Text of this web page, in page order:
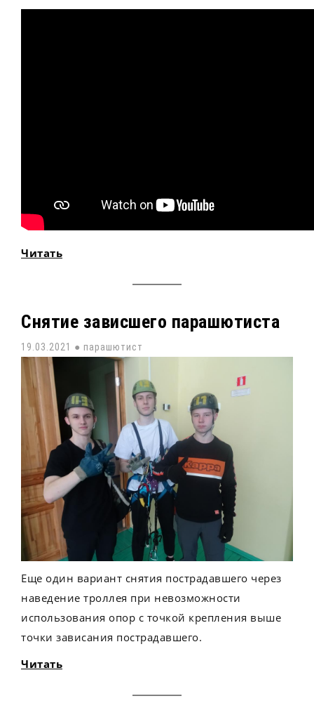
Читать
Снятие зависшего парашютиста
19.03.2021 ● парашютист
Еще один вариант снятия пострадавшего через
наведение троллея при невозможности
использования опор с точкой крепления выше
точки зависания пострадавшего.
Читать